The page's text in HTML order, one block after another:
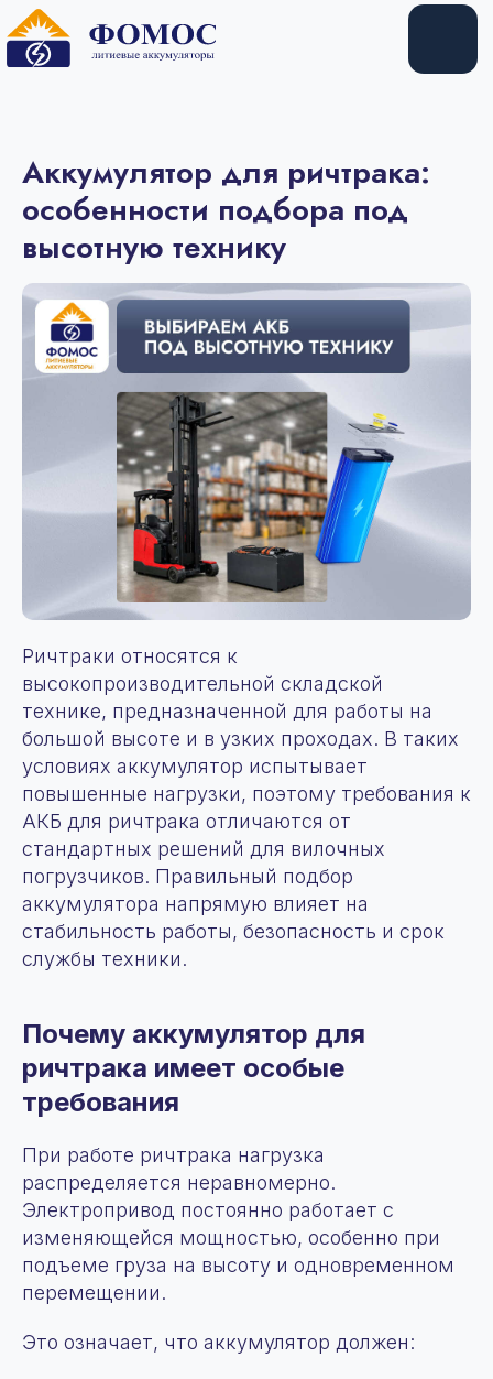
Купить Арендовать
Аккумулятор для ричтрака:
особенности подбора под
высотную технику
Ричтраки относятся к
высокопроизводительной складской
технике, предназначенной для работы на
большой высоте и в узких проходах. В таких
условиях аккумулятор испытывает
повышенные нагрузки, поэтому требования к
АКБ для ричтрака отличаются от
стандартных решений для вилочных
погрузчиков. Правильный подбор
аккумулятора напрямую влияет на
стабильность работы, безопасность и срок
службы техники.
Почему аккумулятор для
ричтрака имеет особые
требования
При работе ричтрака нагрузка
распределяется неравномерно.
Электропривод постоянно работает с
изменяющейся мощностью, особенно при
подъеме груза на высоту и одновременном
перемещении.
Это означает, что аккумулятор должен: